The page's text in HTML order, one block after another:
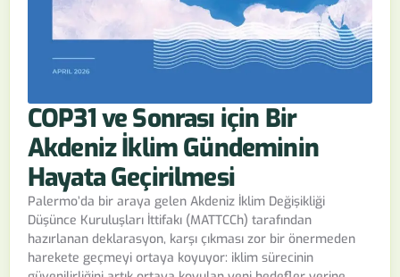
COP31 ve Sonrası için Bir
Akdeniz İklim Gündeminin
Hayata Geçirilmesi
Palermo’da bir araya gelen Akdeniz İklim Değişikliği
Düşünce Kuruluşları İttifakı (MATTCCh) tarafından
hazırlanan deklarasyon, karşı çıkması zor bir önermeden
harekete geçmeyi ortaya koyuyor: iklim sürecinin